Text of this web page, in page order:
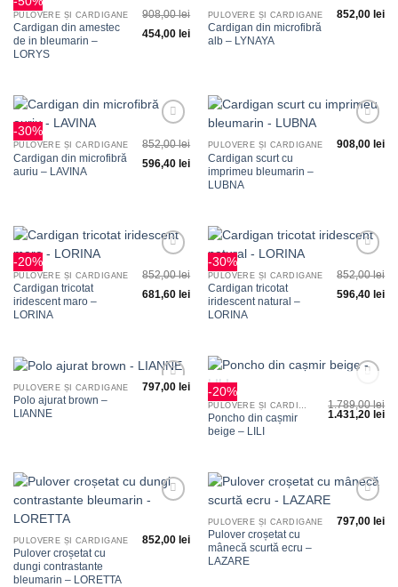
la
PULOVERE ȘI CARDIGANE
Cardigan din amestec
de in bleumarin –
LORYS
908,00lei
454,00 lei
la
PULOVERE ȘI CARDIGANE
Cardigan din microfibră
alb – LYNAYA
852,00 lei
-30%
la
PULOVERE ȘI CARDIGANE
Cardigan din microfibră
auriu – LAVINA
852,00lei
596,40 lei
la
PULOVERE ȘI CARDIGANE
Cardigan scurt cu
imprimeu bleumarin –
LUBNA
908,00 lei
-20%
la
PULOVERE ȘI CARDIGANE
Cardigan tricotat
iridescent maro –
LORINA
852,00lei
681,60 lei
-30%
la
PULOVERE ȘI CARDIGANE
Cardigan tricotat
iridescent natural –
LORINA
852,00lei
596,40 lei
Adauga
PULOVERE ȘI CARDIGANE
Polo ajurat brown –
LIANNE
797,00 lei -20%
la
favorite
STOC EPUIZAT
Poncho din cașmir
beige – LILI
1.789,00lei
1.431,20 lei
PULOVERE ȘI CARDIGANE
Pulover croșetat cu
dungi contrastante
bleumarin – LORETTA
852,00 lei
la
PULOVERE ȘI CARDIGANE
Pulover croșetat cu
mânecă scurtă ecru –
LAZARE
797,00 lei